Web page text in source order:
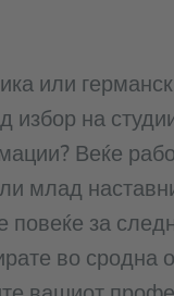
или
избор на
Веќе
млад
повеќе за
во сродна